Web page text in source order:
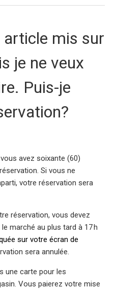
article mis sur
je ne veux
Puis-je
avez soixante (60)
Si vous ne
votre réservation sera
réservation, vous devez
marché au plus tard à 17 h
sur votre écran de
sera annulée.
une carte pour les
Vous paierez votre mise